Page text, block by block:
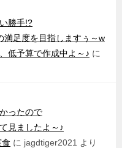
勝手!?
満足度を目指しますぅ～w
低予算で作成中よ～♪ に
ったので
見ましたよ～♪
食 に jagdtiger2021 より